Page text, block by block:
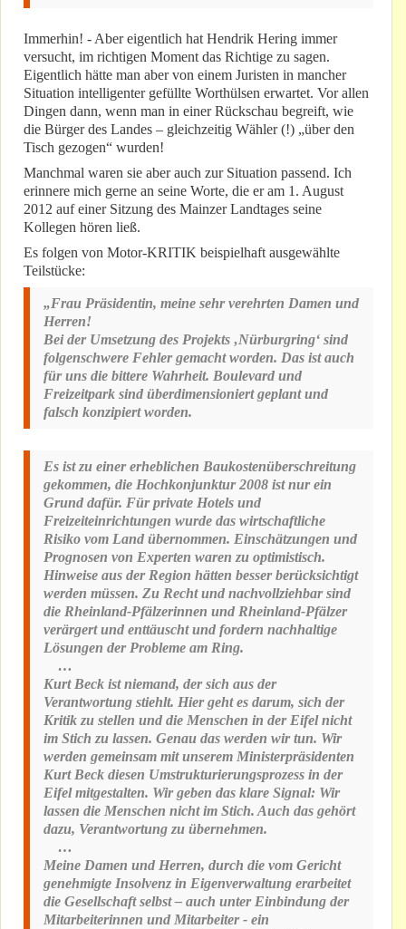
Immerhin! - Aber eigentlich hat Hendrik Hering immer
versucht, im richtigen Moment das Richtige zu sagen.
Eigentlich hätte man aber von einem Juristen in mancher
Situation intelligenter gefüllte Worthülsen erwartet. Vor allen
Dingen dann, wenn man in einer Rückschau begreift, wie
die Bürger des Landes – gleichzeitig Wähler (!) „über den
Tisch gezogen“ wurden!
Manchmal waren sie aber auch zur Situation passend. Ich
erinnere mich gerne an seine Worte, die er am 1. August
2012 auf einer Sitzung des Mainzer Landtages seine
Kollegen hören ließ.
Es folgen von Motor-KRITIK beispielhaft ausgewählte
Teilstücke:
„Frau Präsidentin, meine sehr verehrten Damen und
Herren!
Bei der Umsetzung des Projekts ‚Nürburgring‘ sind
folgenschwere Fehler gemacht worden. Das ist auch
für uns die bittere Wahrheit. Boulevard und
Freizeitpark sind überdimensioniert geplant und
falsch konzipiert worden.
Es ist zu einer erheblichen Baukostenüberschreitung
gekommen, die Hochkonjunktur 2008 ist nur ein
Grund dafür. Für private Hotels und
Freizeiteinrichtungen wurde das wirtschaftliche
Risiko vom Land übernommen. Einschätzungen und
Prognosen von Experten waren zu optimistisch.
Hinweise aus der Region hätten besser berücksichtigt
werden müssen. Zu Recht und nachvollziehbar sind
die Rheinland-Pfälzerinnen und Rheinland-Pfälzer
verärgert und enttäuscht und fordern nachhaltige
Lösungen der Probleme am Ring.
…
Kurt Beck ist niemand, der sich aus der
Verantwortung stiehlt. Hier geht es darum, sich der
Kritik zu stellen und die Menschen in der Eifel nicht
im Stich zu lassen. Genau das werden wir tun. Wir
werden gemeinsam mit unserem Ministerpräsidenten
Kurt Beck diesen Umstrukturierungsprozess in der
Eifel mitgestalten. Wir geben das klare Signal: Wir
lassen die Menschen nicht im Stich. Auch das gehört
dazu, Verantwortung zu übernehmen.
…
Meine Damen und Herren, durch die vom Gericht
genehmigte Insolvenz in Eigenverwaltung erarbeitet
die Gesellschaft selbst – auch unter Einbindung der
Mitarbeiterinnen und Mitarbeiter - ein